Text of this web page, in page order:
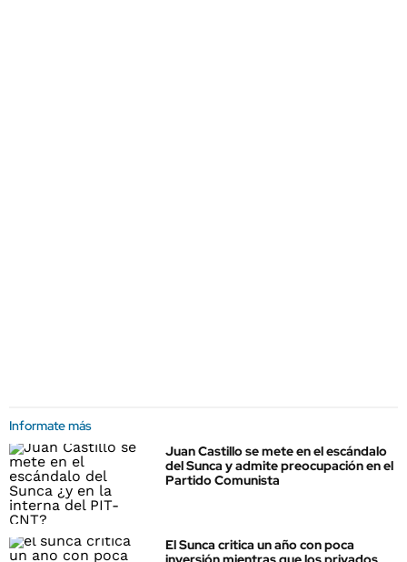
Informate más
Juan Castillo se mete en el escándalo
del Sunca y admite preocupación en el
Partido Comunista
El Sunca critica un año con poca